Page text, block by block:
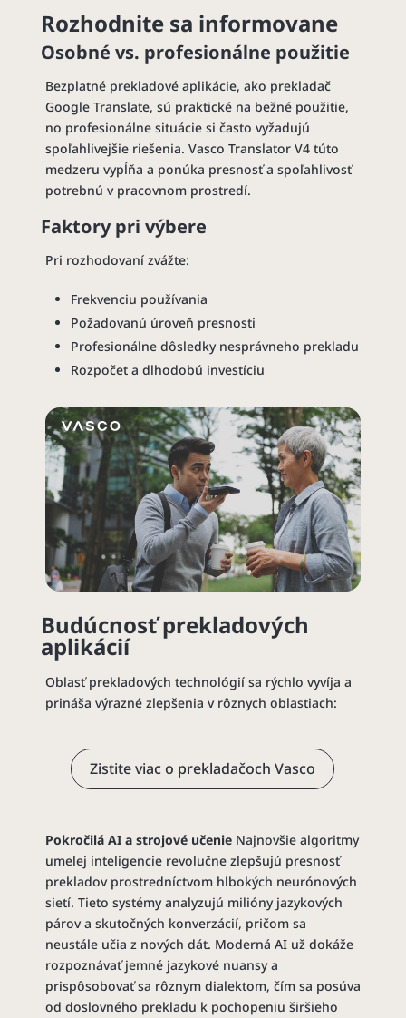
Rozhodnite sa informovane
Osobné vs. profesionálne použitie
Bezplatné prekladové aplikácie, ako prekladač
Google Translate, sú praktické na bežné použitie,
no profesionálne situácie si často vyžadujú
spoľahlivejšie riešenia. Vasco Translator V4 túto
medzeru vypĺňa a ponúka presnosť a spoľahlivosť
potrebnú v pracovnom prostredí.
Faktory pri výbere
Pri rozhodovaní zvážte:
Frekvenciu používania
Požadovanú úroveň presnosti
Profesionálne dôsledky nesprávneho prekladu
Rozpočet a dlhodobú investíciu
Budúcnosť prekladových
aplikácií
Oblasť prekladových technológií sa rýchlo vyvíja a
prináša výrazné zlepšenia v rôznych oblastiach:
Zistite viac o prekladačoch Vasco
Pokročilá AI a strojové učenie Najnovšie algoritmy
umelej inteligencie revolučne zlepšujú presnosť
prekladov prostredníctvom hlbokých neurónových
sietí. Tieto systémy analyzujú milióny jazykových
párov a skutočných konverzácií, pričom sa
neustále učia z nových dát. Moderná AI už dokáže
rozpoznávať jemné jazykové nuansy a
prispôsobovať sa rôznym dialektom, čím sa posúva
od doslovného prekladu k pochopeniu širšieho